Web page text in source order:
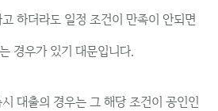
하더라도 일정 조건이 만족이 안되면
경우가 있기 대문입니다.
대출의 경우는 그 해당 조건이 공인인